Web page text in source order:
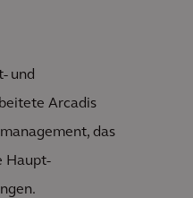
und
Arcadis
das
Haupt-